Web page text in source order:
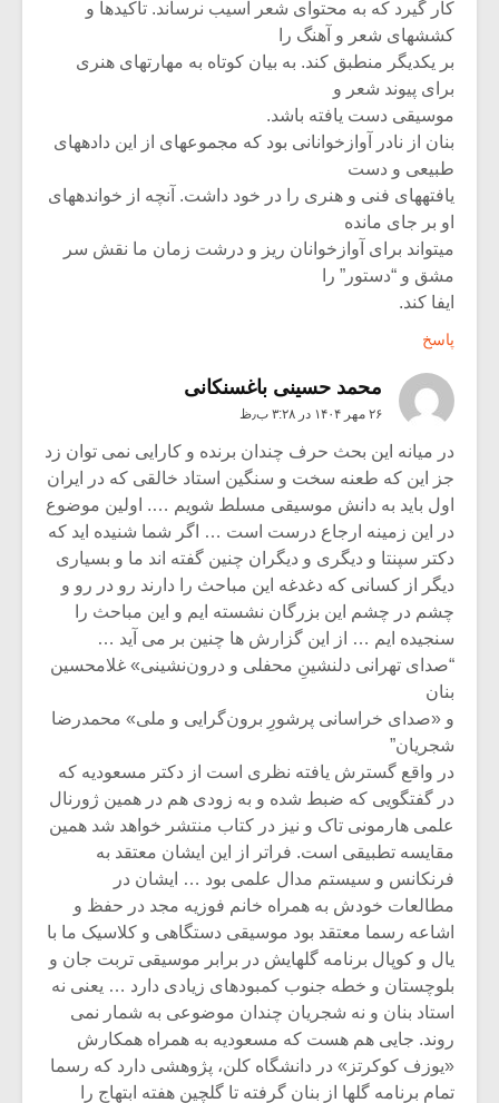
‫کار گیرد که به محتوای شعر آسیب نرساند‪ .‬تاکیدها و
کششهای شعر و آهنگ را‬
‫بر یکدیگر منطبق کند‪ .‬به بیان کوتاه به مهارتهای هنری
برای پیوند شعر و‬
‫موسیقی دست یافته باشد‪.‬‬
‫بنان از نادر آوازخوانانی بود که مجموعهای از این دادههای
طبیعی و دست‬
‫یافتههای فنی و هنری را در خود داشت‪ .‬آنچه از خواندههای
او بر جای مانده‬
‫میتواند برای آوازخوانان ریز و درشت زمان ما نقش سر
مشق و “دستور” را‬
‫ایفا کند‪.‬‬
پاسخ
محمد حسینی باغسنکانی
۲۶ مهر ۱۴۰۴ در ۳:۲۸ ب٫ظ
در میانه این بحث حرف چندان برنده و کارایی نمی توان زد
جز این که طعنه سخت و سنگین استاد خالقی که در ایران
اول باید به دانش موسیقی مسلط شویم …. اولین موضوع
در این زمینه ارجاع درست است … اگر شما شنیده اید که
دکتر سپنتا و دیگری و دیگران چنین گفته اند ما و بسیاری
دیگر از کسانی که دغدغه این مباحث را دارند رو در رو و
چشم در چشم این بزرگان نشسته ایم و این مباحث را
سنجیده ایم … از این گزارش ها چنین بر می آید …
“صدای تهرانی دلنشینِ محفلی و درون‌نشینی» غلامحسین
بنان
و «صدای خراسانی پرشورِ برون‌گرایی و ملی» محمدرضا
شجریان”
در واقع گسترش یافته نظری است از دکتر مسعودیه که
در گفتگویی که ضبط شده و به زودی هم در همین ژورنال
علمی هارمونی تاک و نیز در کتاب منتشر خواهد شد همین
مقایسه تطبیقی است. فراتر از این ایشان معتقد به
فرنکانس و سیستم مدال علمی بود … ایشان در
مطالعات خودش به همراه خانم فوزیه مجد در حفظ و
اشاعه رسما معتقد بود موسیقی دستگاهی و کلاسیک ما با
یال و کوپال برنامه گلهایش در برابر موسیقی تربت جان و
بلوچستان و خطه جنوب کمبودهای زیادی دارد … یعنی نه
استاد بنان و نه شجریان چندان موضوعی به شمار نمی
روند. جایی هم هست که مسعودیه به همراه همکارش
«یوزف کوکرتز» در دانشگاه کلن، پژوهشی دارد که رسما
تمام برنامه گلها از بنان گرفته تا گلچین هفته ابتهاج را